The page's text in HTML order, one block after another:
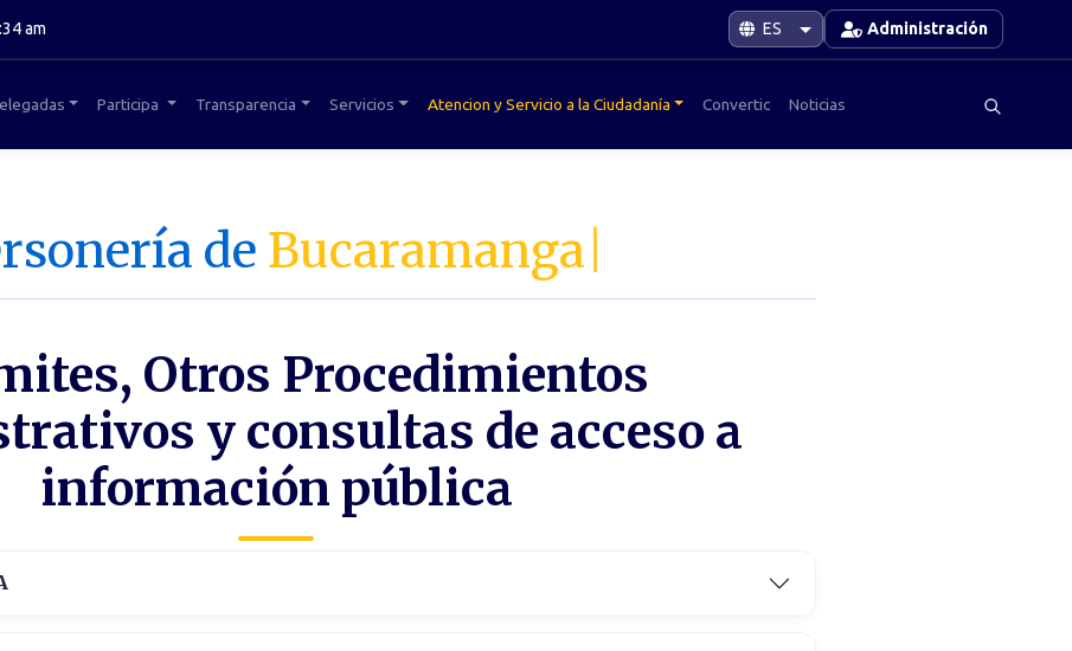
am Administración
Participa Transparencia Servicios Atencion y Servicio a la Ciudadanía Convertic Noticias
de Bucaramanga
Otros Procedimientos
y consultas de acceso a
información pública